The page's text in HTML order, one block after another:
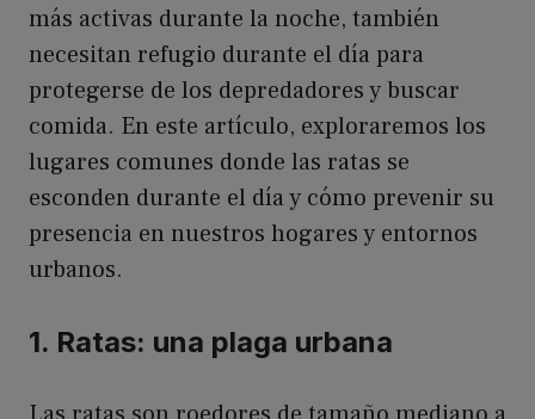
más activas durante la noche, también
necesitan refugio durante el día para
protegerse de los depredadores y buscar
comida. En este artículo, exploraremos los
lugares comunes donde las ratas se
esconden durante el día y cómo prevenir su
presencia en nuestros hogares y entornos
urbanos.
1. Ratas: una plaga urbana